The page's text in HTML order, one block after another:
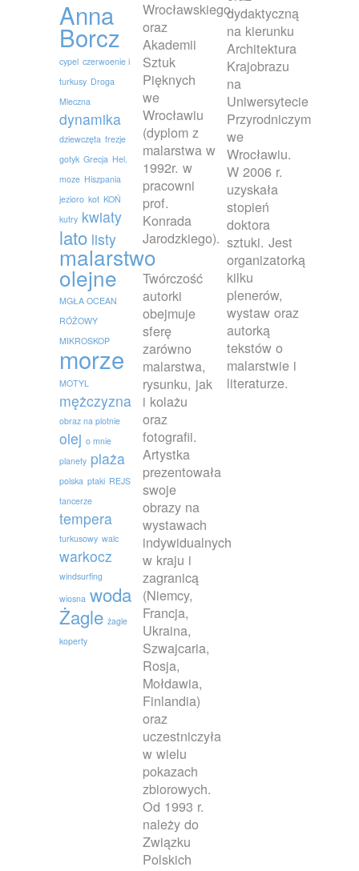
Anna
Borcz
cypel czerwoenie i
turkusy Droga
Mleczna
dynamika
dziewczęta frezje
gotyk Grecja Hel.
moze Hiszpania
jezioro kot KOŃ
kutry kwiaty
lato listy
malarstwo
olejne
MGŁA OCEAN
RÓŻOWY
MIKROSKOP
morze
MOTYL
mężczyzna
obraz na plotnie
olej o mnie
planety plaża
polska ptaki REJS
tancerze
tempera
turkusowy walc
warkocz
windsurfing
wiosna woda
Żagle żagle
koperty
Wrocławskiego
oraz
Akademii
Sztuk
Pięknych
we
Wrocławiu
(dyplom z
malarstwa w
1992r. w
pracowni
prof.
Konrada
Jarodzkiego).
Twórczość
autorki
obejmuje
sferę
zarówno
malarstwa,
rysunku, jak
i kolażu
oraz
fotografii.
Artystka
prezentowała
swoje
obrazy na
wystawach
indywidualnych
w kraju i
zagranicą
(Niemcy,
Francja,
Ukraina,
Szwajcaria,
Rosja,
Mołdawia,
Finlandia)
oraz
uczestniczyła
w wielu
pokazach
zbiorowych.
Od 1993 r.
należy do
Związku
Polskich
dydaktyczną
na kierunku
Architektura
Krajobrazu
na
Uniwersytecie
Przyrodniczym
we
Wrocławiu.
W 2006 r.
uzyskała
stopień
doktora
sztuki. Jest
organizatorką
kilku
plenerów,
wystaw oraz
autorką
tekstów o
malarstwie i
literaturze.